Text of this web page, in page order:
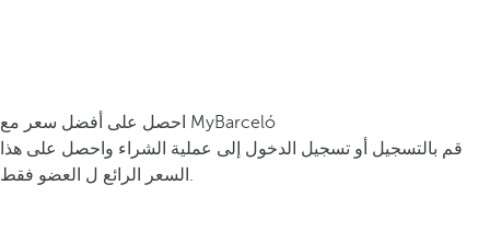
احصل على أفضل سعر مع MyBarceló
قم بالتسجيل أو تسجيل الدخول إلى عملية الشراء واحصل على هذا
السعر الرائع ل العضو فقط.